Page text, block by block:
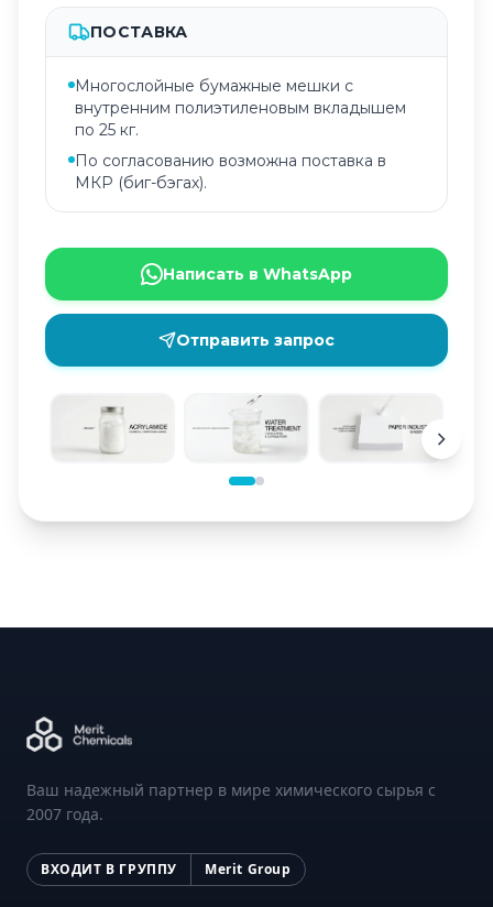
ПОСТАВКА
Многослойные бумажные мешки с
внутренним полиэтиленовым вкладышем
по 25 кг.
По согласованию возможна поставка в
МКР (биг-бэгах).
Написать в WhatsApp
Отправить запрос
Ваш надежный партнер в мире химического сырья с
2007 года.
ВХОДИТ В ГРУППУ Merit Group